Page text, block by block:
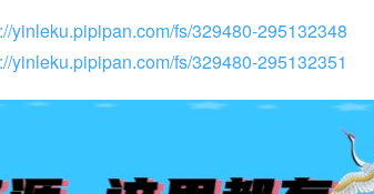
yinleku.pipipan.com/fs/329480-295132348
yinleku.pipipan.com/fs/329480-295132351